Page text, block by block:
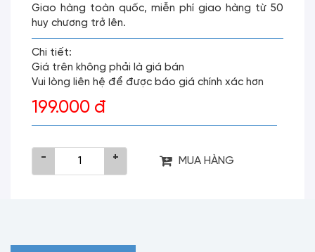
Giao hàng toàn quốc, miễn phí giao hàng từ 50
huy chương trở lên.
Chi tiết:
Giá trên không phải là giá bán
Vui lòng liên hệ để được báo giá chính xác hơn
199.000 đ
- + MUA HÀNG